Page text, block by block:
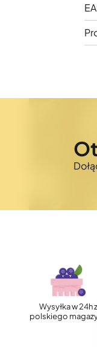
Wysyłka w 24h z
polskiego